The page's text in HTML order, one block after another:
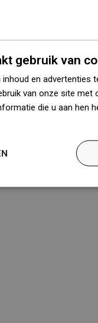
gebruik van
en advertenties
van onze site met
die u aan hen